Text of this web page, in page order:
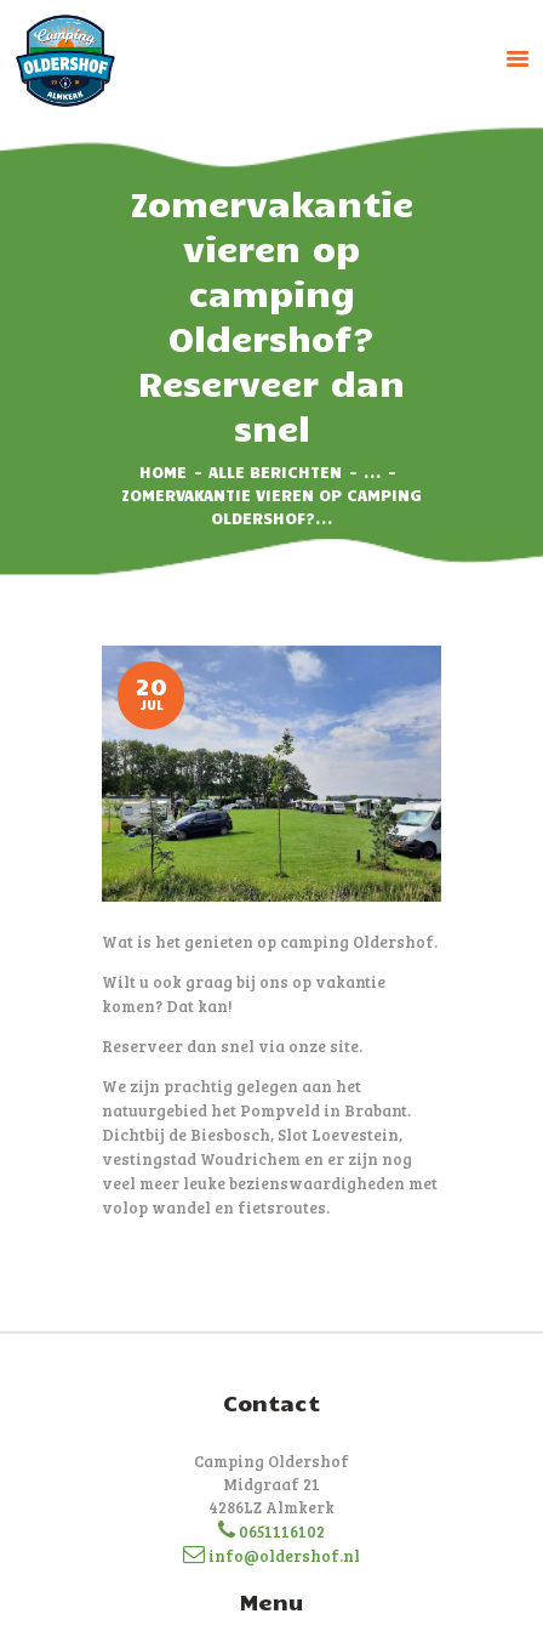
Zomervakantie
vieren op
camping
Oldershof?
Reserveer dan
snel
HOME ALLE BERICHTEN
...
ZOMERVAKANTIE VIEREN OP CAMPING
OLDERSHOF?...
CAMPING OLDERSHOF
HOME
HUUR ACCOMMODATIE
RESERVEREN
TARIEVEN
IMPRESSIE
CONTACT
20
JUL
Wat is het genieten op camping Oldershof.
Wilt u ook graag bij ons op vakantie
komen? Dat kan!
Reserveer dan snel via onze site.
We zijn prachtig gelegen aan het
natuurgebied het Pompveld in Brabant.
Dichtbij de Biesbosch, Slot Loevestein,
vestingstad Woudrichem en er zijn nog
veel meer leuke bezienswaardigheden met
volop wandel en fietsroutes.
Contact
Camping Oldershof
Midgraaf 21
4286LZ Almkerk
0651116102
info@oldershof.nl
Menu